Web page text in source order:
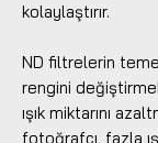
kolaylaştırır.
ND filtrelerin
rengini
ışık miktarını
fotoğrafçı, fazla